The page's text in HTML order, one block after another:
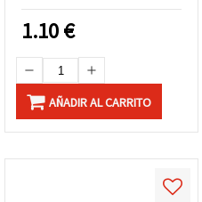
1.10€
AÑADIR AL CARRITO